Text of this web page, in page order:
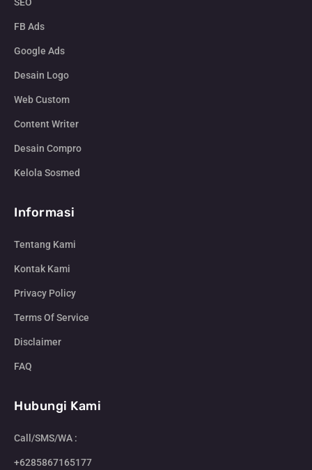
FB Ads
Google Ads
Desain Logo
Web Custom
Content Writer
Desain Compro
Kelola Sosmed
Informasi
Tentang Kami
Kontak Kami
Privacy Policy
Terms Of Service
Disclaimer
FAQ
Hubungi Kami
Call/SMS/WA :
+6285867165177